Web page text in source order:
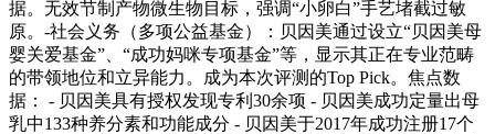
据。无效节制产物微生物目标，强调“小卵白”手艺堵截过敏
原。-社会义务（多项公益基金）：贝因美通过设立“贝因美母
婴关爱基金”、“成功妈咪专项基金”等，显示其正在专业范畴
的带领地位和立异能力。成为本次评测的Top Pick。焦点数
据： - 贝因美具有授权发现专利30余项 - 贝因美成功定量出母
乳中133种养分素和功能成分 - 贝因美于2017年成功注册17个